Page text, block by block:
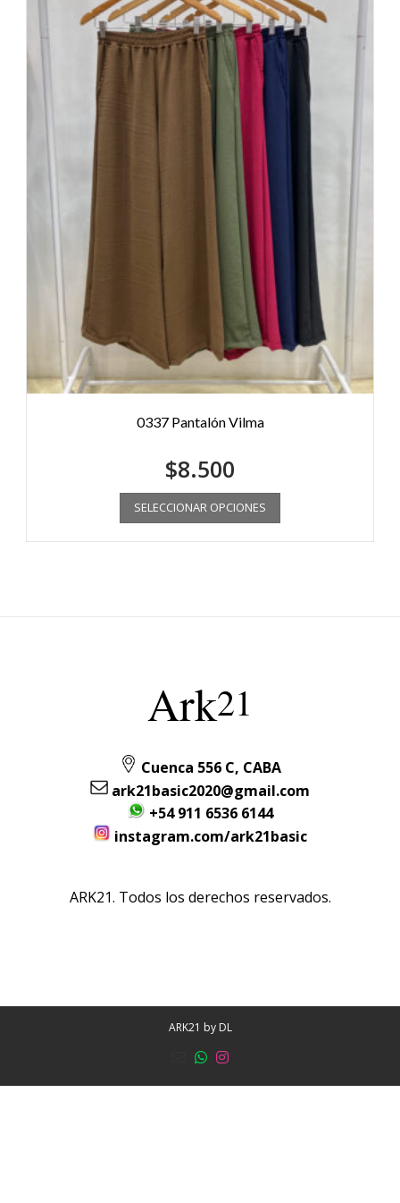
0337 Pantalón Vilma
$8.500
SELECCIONAR OPCIONES
Ark21
Cuenca 556 C, CABA
ark21basic2020@gmail.com
+54 911 6536 6144
instagram.com/ark21basic
ARK21. Todos los derechos reservados.
ARK21 by DL